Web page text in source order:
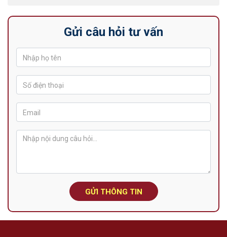
Gửi câu hỏi tư vấn
GỬI THÔNG TIN